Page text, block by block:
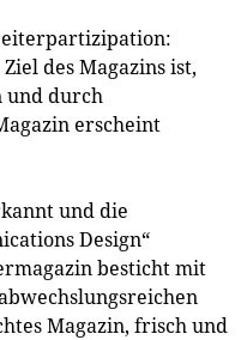
des Magazins ist,
und durch
erscheint
und die
Design“
besticht mit
Magazin, frisch und